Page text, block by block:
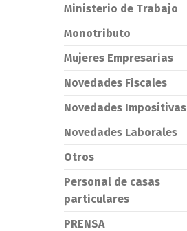
Ministerio de Trabajo
Monotributo
Mujeres Empresarias
Novedades Fiscales
Novedades Impositivas
Novedades Laborales
Otros
Personal de casas
particulares
PRENSA